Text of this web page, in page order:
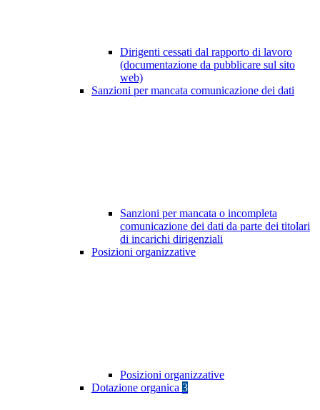
Dirigenti cessati dal rapporto di lavoro
(documentazione da pubblicare sul sito
web)
Sanzioni per mancata comunicazione dei dati
Sanzioni per mancata o incompleta
comunicazione dei dati da parte dei titolari
di incarichi dirigenziali
Posizioni organizzative
Posizioni organizzative
Dotazione organica 3